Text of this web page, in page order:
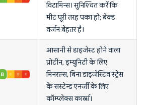
विटामिन्स। सुनिश्चित करें कि
मीट पूरी तरह पका हो; बेक्ड
वर्जन बेहतर है।
आसानी से डाइजेस्ट होने वाला
प्रोटीन, इम्युनिटी के लिए
मिनरल्स, बिना डाइजेस्टिव स्ट्रेस
के सस्टेन्ड एनर्जी के लिए
कॉम्प्लेक्स कार्ब्स।